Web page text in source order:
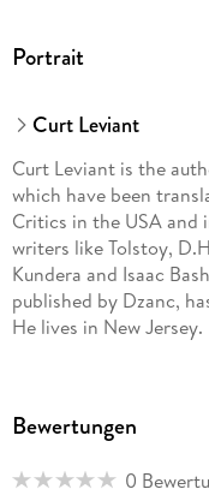
Portrait
Curt Leviant
Curt Leviant is the
which have been
Critics in the USA and
writers like Tolstoy,
Kundera and Isaac
published by Dzanc,
He lives in New Jersey.
Bewertungen
0